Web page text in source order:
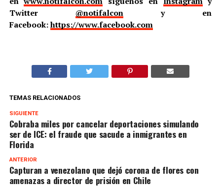
Twitter @notifalcony en
Facebook:https://www.facebook.com
TEMAS RELACIONADOS
SIGUIENTE
Cobraba miles por cancelar deportaciones simulando
ser de ICE: el fraude que sacude a inmigrantes en
Florida
ANTERIOR
Capturan a venezolano que dejó corona de flores con
amenazas a director de prisión en Chile